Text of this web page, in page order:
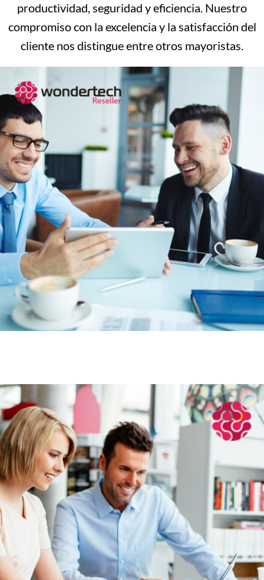
productividad, seguridad y eficiencia. Nuestro
compromiso con la excelencia y la satisfacción del
cliente nos distingue entre otros mayoristas.